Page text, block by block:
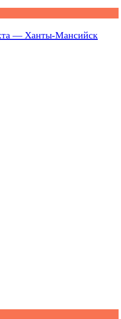
— Ханты-Мансийск